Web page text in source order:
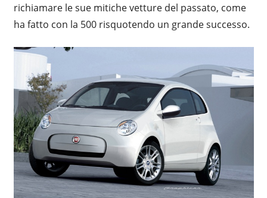
richiamare le sue mitiche vetture del passato, come
ha fatto con la 500 risquotendo un grande successo.